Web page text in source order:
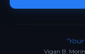
Vigan B.